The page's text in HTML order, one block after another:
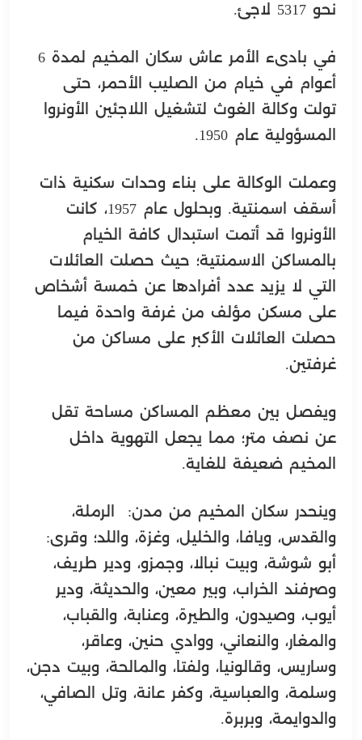
نحو 5317 لاجئ.
في بادىء الأمر عاش سكان المخيم لمدة 6
أعوام في خيام من الصليب الأحمر، حتى
تولت وكالة الغوث لتشغيل اللاجئين الأونروا
المسؤولية عام 1950.
وعملت الوكالة على بناء وحدات سكنية ذات
أسقف اسمنتية. وبحلول عام 1957، كانت
الأونروا قد أتمت استبدال كافة الخيام
بالمساكن الاسمنتية؛ حيث حصلت العائلات
التي لا يزيد عدد أفرادها عن خمسة أشخاص
على مسكن مؤلف من غرفة واحدة فيما
حصلت العائلات الأكبر على مساكن من
غرفتين.
ويفصل بين معظم المساكن مساحة تقل
عن نصف متر؛ مما يجعل التهوية داخل
المخيم ضعيفة للغاية.
وينحدر سكان المخيم من مدن: الرملة،
والقدس، ويافا، والخليل، وغزة، واللد؛ وقرى:
أبو شوشة، وبيت نبالا، وجمزو، ودير طريف،
وصرفند الخراب، وبير معين، والحديثة، ودير
أيوب، وصيدون، والطيرة، وعنابة، والقباب،
والمغار، والنعاني، ووادي حنين، وعاقر،
وساريس، وقالونيا، ولفتا، والمالحة، وبيت دجن،
وسلمة، والعباسية، وكفر عانة، وتل الصافي،
والدوايمة، وبربرة.